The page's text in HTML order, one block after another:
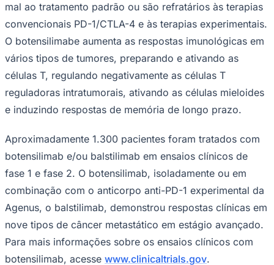
Grêmio
mal ao tratamento padrão ou são refratários às terapias
convencionais PD-1/CTLA-4 e às terapias experimentais.
O botensilimabe aumenta as respostas imunológicas em
vários tipos de tumores, preparando e ativando as
células T, regulando negativamente as células T
reguladoras intratumorais, ativando as células mieloides
e induzindo respostas de memória de longo prazo.
Aproximadamente 1.300 pacientes foram tratados com
botensilimab e/ou balstilimab em ensaios clínicos de
fase 1 e fase 2. O botensilimab, isoladamente ou em
combinação com o anticorpo anti-PD-1 experimental da
Agenus, o balstilimab, demonstrou respostas clínicas em
nove tipos de câncer metastático em estágio avançado.
Para mais informações sobre os ensaios clínicos com
botensilimab, acesse www.clinicaltrials.gov.